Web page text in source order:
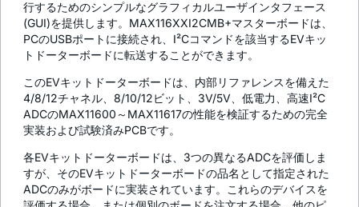
行するためのシンプルなグラフィカルユーザインタフェース
(GUI)を提供します。MAX116XXI2CMB+マスターボードは、
PCのUSBポートに接続され、I²Cコマンドを該当するEVキッ
トドーターボードに転送することができます。
このEVキットドーターボードは、内部リファレンスを備えた
4/8/12チャネル、8/10/12ビット、3V/5V、低電力、高速I²C
ADCのMAX11600～MAX11617の性能を検証するための完全
実装および試験済みPCBです。
各EVキットドーターボードは、3つの異なるADCを評価しま
すが、そのEVキットドーターボードの品名として指定された
ADCのみがボードに実装されています。これらのデバイスを